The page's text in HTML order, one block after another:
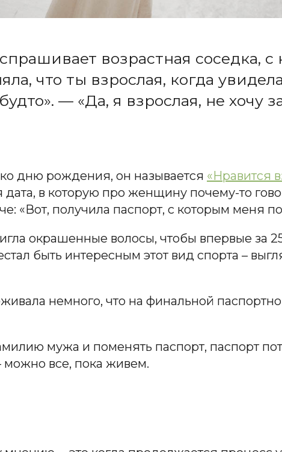
возрастная соседка,
что ты взрослая, когда
— «Да, я взрослая, не хочу
дню рождения, он называется «Нравится
в которую про женщину почему-то
«Вот, получила паспорт, с которым меня
окрашенные волосы, чтобы впервые за 25
быть интересным этот вид спорта –
немного, что на финальной
мужа и поменять паспорт, паспорт
можно все, пока живем.